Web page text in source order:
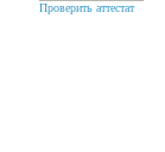
Проверить аттестат